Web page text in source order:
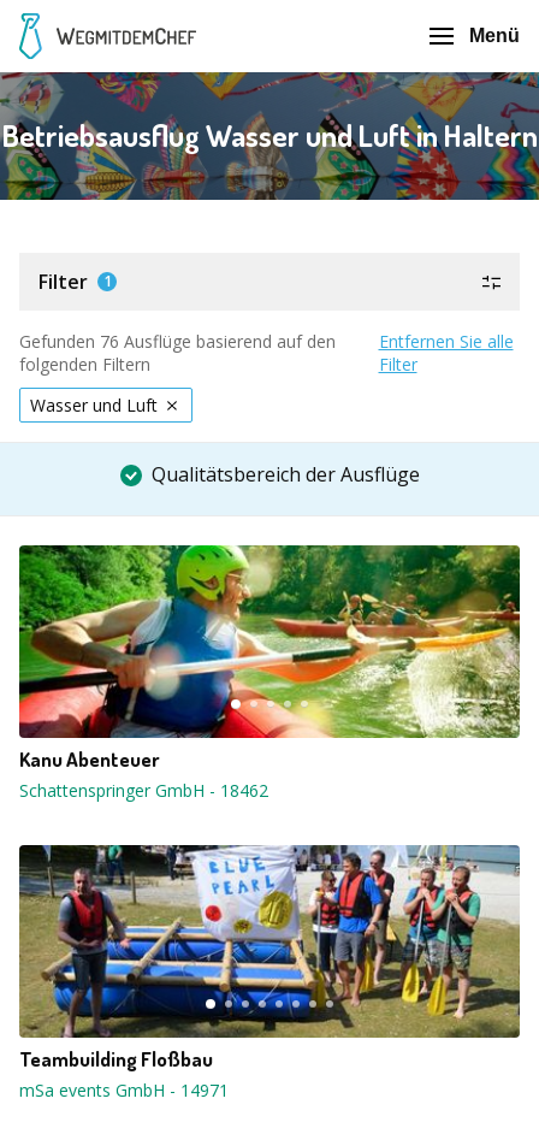
Menü
Betriebsausflug Wasser und Luft in Haltern
Filter 1
Gefunden 76 Ausflüge basierend auf den
folgenden Filtern
Entfernen Sie alle
Filter
Wasser und Luft
Qualitätsbereich der Ausflüge
Kanu Abenteuer
Schattenspringer GmbH - 18462
Teambuilding Floßbau
mSa events GmbH - 14971